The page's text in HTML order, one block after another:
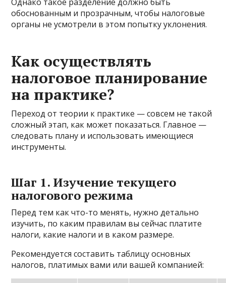
обоснованным и прозрачным, чтобы налоговые
органы не усмотрели в этом попытку уклонения.
Как осуществлять
налоговое планирование
на практике?
Переход от теории к практике — совсем не такой
сложный этап, как может показаться. Главное —
следовать плану и использовать имеющиеся
инструменты.
Шаг 1. Изучение текущего
налогового режима
Перед тем как что-то менять, нужно детально
изучить, по каким правилам вы сейчас платите
налоги, какие налоги и в каком размере.
Рекомендуется составить таблицу основных
налогов, платимых вами или вашей компанией: